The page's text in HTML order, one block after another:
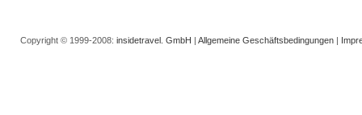
Copyright © 1999-2008: insidetravel. GmbH | Allgemeine Geschäftsbedingungen |